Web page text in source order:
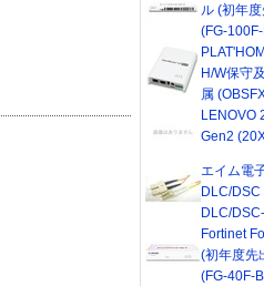
ル (初年
(FG-
H/W保守
属
LENOVO
Gen2
エイム電
DLC/
DLC/
Fortinet
(初年度先
(FG-40F-